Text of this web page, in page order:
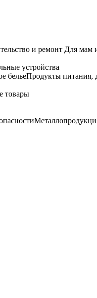
и ремонт Для мам
устройства
бельеПродукты питания,
товары